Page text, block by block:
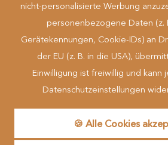
nicht-personalisierte Werbung
personenbezogene Daten (z.
Gerätekennungen, Cookie-IDs) an
der EU (z. B. in die USA),
Einwilligung ist freiwillig und kann
Datenschutzeinstellungen
🍪 Alle Cookies
Waldstudio eingeschränkte